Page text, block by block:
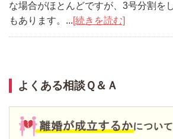
な場合がほとんどですが、3号分割を
もあります。...[続きを読む]
よくある相談Ｑ＆Ａ